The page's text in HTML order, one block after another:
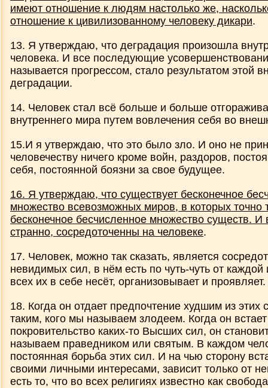
имеют отношение к людям настолько же,
отношение к цивилизованному человеку дикари.
13. Я утверждаю, что деградация произошла
человека. И все последующие
называется прогрессом, стало результатом этой
деградации.
14. Человек стал всё больше и больше
внутреннего мира путем вовлечения себя во
15.И я утверждаю, что это было зло. И оно не
человечеству ничего кроме войн, раздоров,
себя, постоянной боязни за свое будущее.
16. Я утверждаю, что существует бесконечное
множество всевозможных миров, в которых точно
бесконечное бесчисленное множество существ. И
странно, сосредоточенны на человеке.
17. Человек, можно так сказать, является
невидимых сил, в нём есть по чуть-чуть от каждой
всех их в себе несёт, организовывает и проявляет.
18. Когда он отдает предпочтение худшим из этих
таким, кого мы называем злодеем. Когда он
покровительство каких-то Высших сил, он
называем праведником или святым. В каждом
постоянная борьба этих сил. И на чью сторону
своими личными интересами, зависит только от
есть то, что во всех религиях известно как
"Иисус – добрый пастырь
Приход Иисуса на облаке?
История Мира